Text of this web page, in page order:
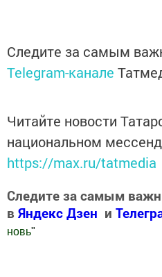
Следите за самым
Telegram-канале
Читайте новости
национальном
https://max.ru/tatmedia
Следите за самым
в Яндекс Дзен и
новь"